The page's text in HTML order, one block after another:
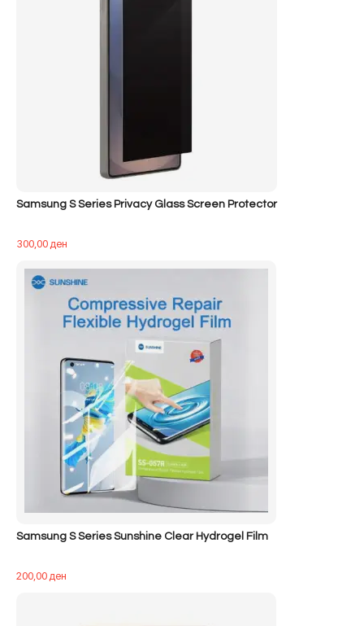
Samsung S Series Privacy Glass Screen Protector
300,00ден
Samsung S Series Sunshine Clear Hydrogel Film
200,00ден